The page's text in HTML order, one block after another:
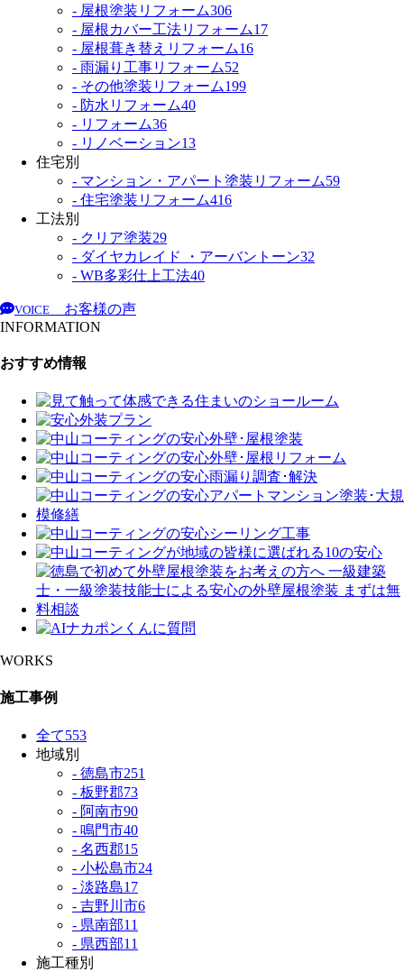
- 屋根塗装リフォーム306
- 屋根カバー工法リフォーム17
- 屋根葺き替えリフォーム16
- 雨漏り工事リフォーム52
- その他塗装リフォーム199
- 防水リフォーム40
- リフォーム36
- リノベーション13
住宅別
- マンション・アパート塗装リフォーム59
- 住宅塗装リフォーム416
工法別
- クリア塗装29
- ダイヤカレイド ・アーバントーン32
- WB多彩仕上工法40
VOICE
お客様の声
INFORMATION
おすすめ情報
WORKS
施工事例
全て553
地域別
- 徳島市251
- 板野郡73
- 阿南市90
- 鳴門市40
- 名西郡15
- 小松島市24
- 淡路島17
- 吉野川市6
- 県南部11
- 県西部11
施工種別